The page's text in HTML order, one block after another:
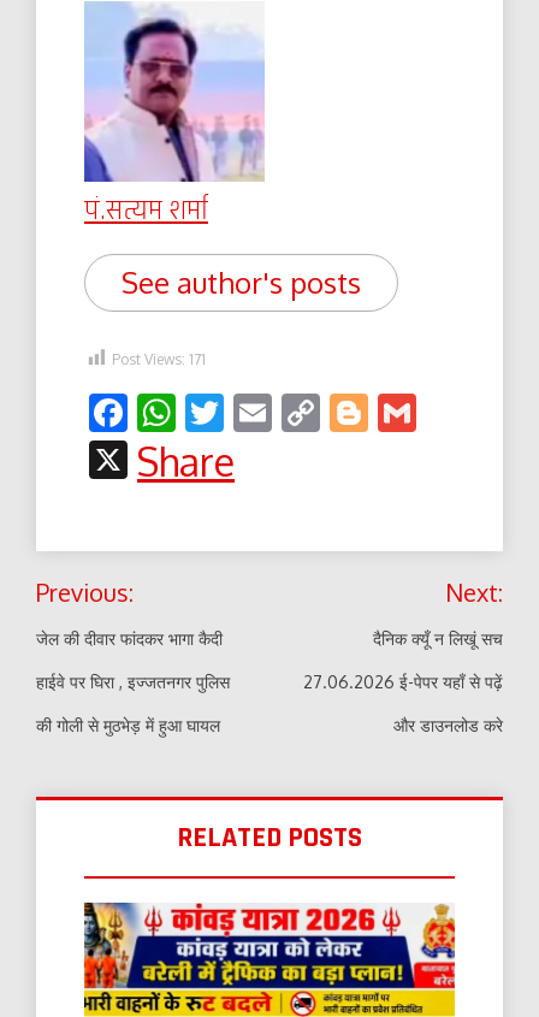
पं.सत्यम शर्मा
See author's posts
Post Views: 171
Facebook
WhatsApp
Twitter
EmailCopyBlogger
X
Share
Post
navigation
Previous:
जेल की दीवार फांदकर भागा कैदी
हाईवे पर घिरा , इज्जतनगर पुलिस
की गोली से मुठभेड़ में हुआ घायल
Next:
दैनिक क्यूँ न लिखूं सच
27.06.2026 ई-पेपर यहाँ से पढ़ें
और डाउनलोड करे
RELATED POSTS